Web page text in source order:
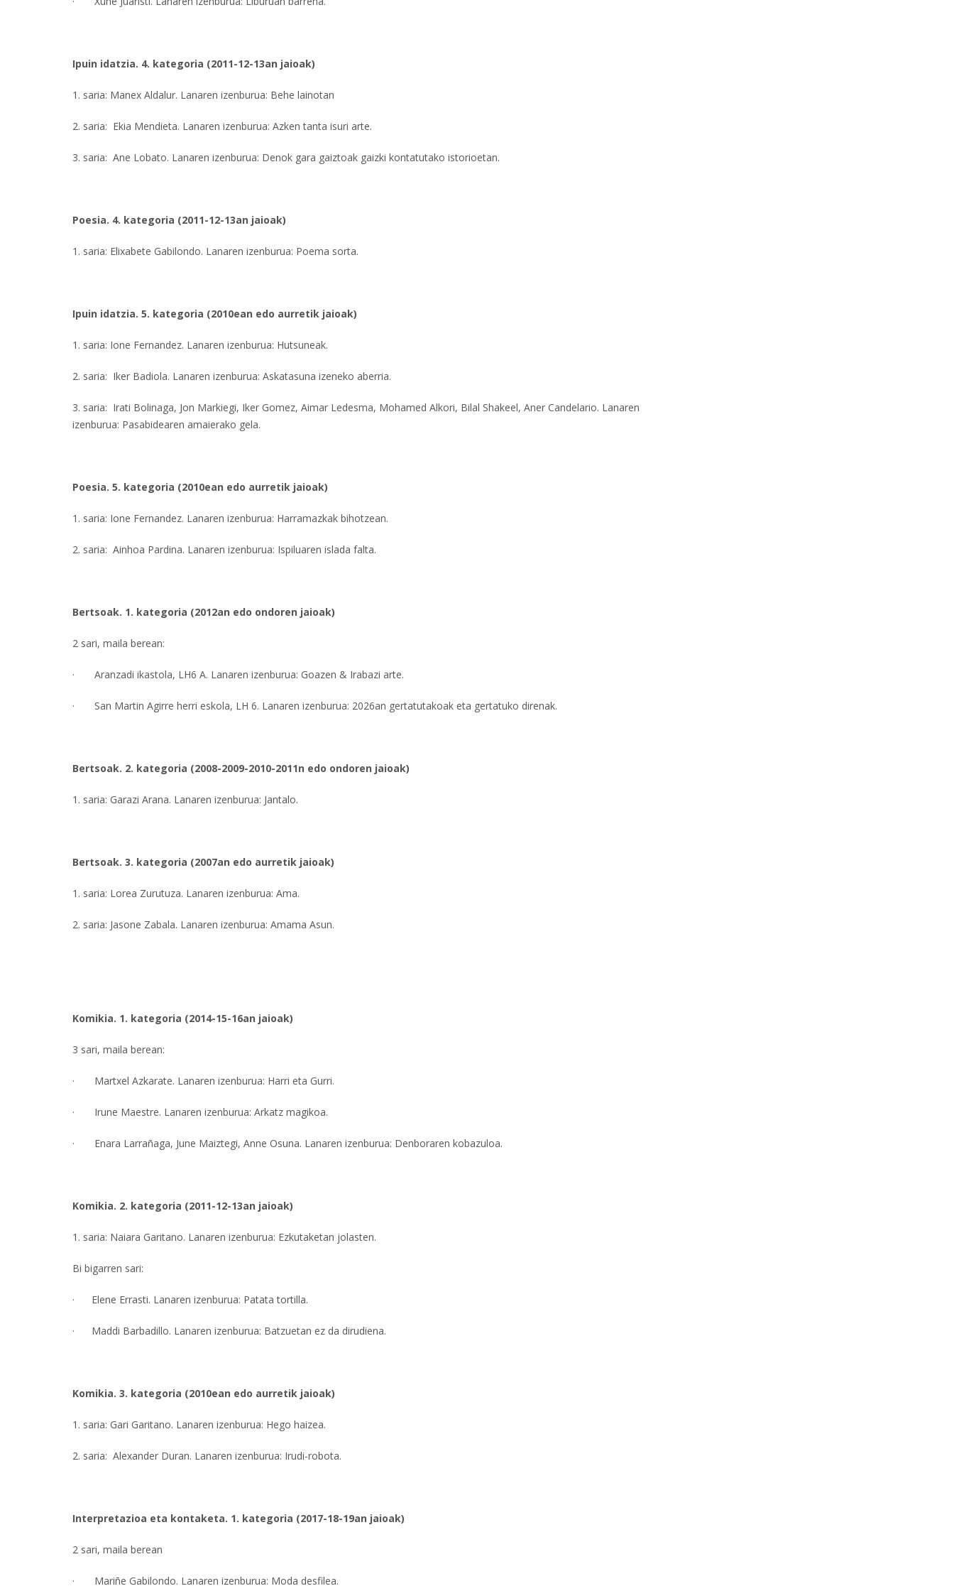
Ipuin idatzia. 4. kategoria (2011-12-13an jaioak)
1. saria: Manex Aldalur. Lanaren izenburua: Behe lainotan
2. saria: Ekia Mendieta. Lanaren izenburua: Azken tanta isuri arte.
3. saria: Ane Lobato. Lanaren izenburua: Denok gara gaiztoak gaizki kontatutako istorioetan.
Poesia. 4. kategoria (2011-12-13an jaioak)
1. saria: Elixabete Gabilondo. Lanaren izenburua: Poema sorta.
Ipuin idatzia. 5. kategoria (2010ean edo aurretik jaioak)
1. saria: Ione Fernandez. Lanaren izenburua: Hutsuneak.
2. saria: Iker Badiola. Lanaren izenburua: Askatasuna izeneko aberria.
3. saria: Irati Bolinaga, Jon Markiegi, Iker Gomez, Aimar Ledesma, Mohamed Alkori, Bilal Shakeel, Aner Candelario. Lanaren
izenburua: Pasabidearen amaierako gela.
Poesia. 5. kategoria (2010ean edo aurretik jaioak)
1. saria: Ione Fernandez. Lanaren izenburua: Harramazkak bihotzean.
2. saria: Ainhoa Pardina. Lanaren izenburua: Ispiluaren islada falta.
Bertsoak. 1. kategoria (2012an edo ondoren jaioak)
2 sari, maila berean:
· Aranzadi ikastola, LH6 A. Lanaren izenburua: Goazen & Irabazi arte.
· San Martin Agirre herri eskola, LH 6. Lanaren izenburua: 2026an gertatutakoak eta gertatuko direnak.
Bertsoak. 2. kategoria (2008-2009-2010-2011n edo ondoren jaioak)
1. saria: Garazi Arana. Lanaren izenburua: Jantalo.
Bertsoak. 3. kategoria (2007an edo aurretik jaioak)
1. saria: Lorea Zurutuza. Lanaren izenburua: Ama.
2. saria: Jasone Zabala. Lanaren izenburua: Amama Asun.
Komikia. 1. kategoria (2014-15-16an jaioak)
3 sari, maila berean:
· Martxel Azkarate. Lanaren izenburua: Harri eta Gurri.
· Irune Maestre. Lanaren izenburua: Arkatz magikoa.
· Enara Larrañaga, June Maiztegi, Anne Osuna. Lanaren izenburua: Denboraren kobazuloa.
Komikia. 2. kategoria (2011-12-13an jaioak)
1. saria: Naiara Garitano. Lanaren izenburua: Ezkutaketan jolasten.
Bi bigarren sari:
· Elene Errasti. Lanaren izenburua: Patata tortilla.
· Maddi Barbadillo. Lanaren izenburua: Batzuetan ez da dirudiena.
Komikia. 3. kategoria (2010ean edo aurretik jaioak)
1. saria: Gari Garitano. Lanaren izenburua: Hego haizea.
2. saria: Alexander Duran. Lanaren izenburua: Irudi-robota.
Interpretazioa eta kontaketa. 1. kategoria (2017-18-19an jaioak)
2 sari, maila berean
· Mariñe Gabilondo. Lanaren izenburua: Moda desfilea.